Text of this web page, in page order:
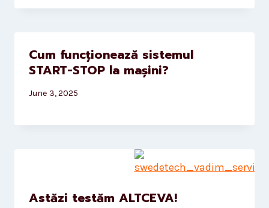
Cum funcționează sistemul
START-STOP la mașini?
June 3, 2025
Astăzi testăm ALTCEVA!